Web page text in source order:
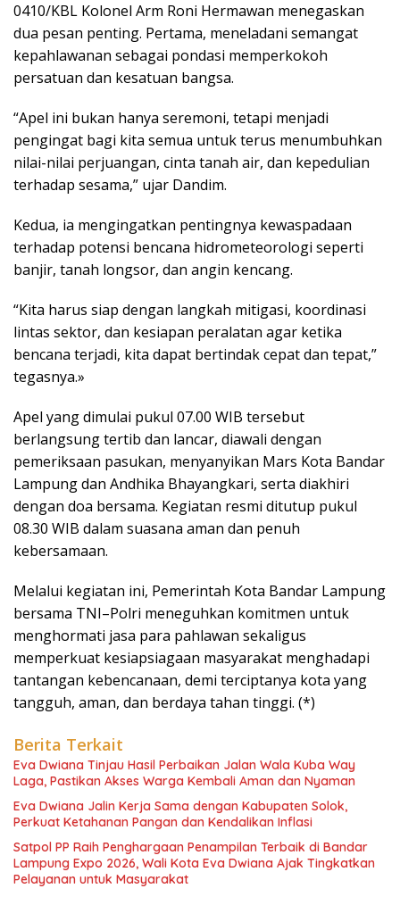
0410/KBL Kolonel Arm Roni Hermawan menegaskan
dua pesan penting. Pertama, meneladani semangat
kepahlawanan sebagai pondasi memperkokoh
persatuan dan kesatuan bangsa.
“Apel ini bukan hanya seremoni, tetapi menjadi
pengingat bagi kita semua untuk terus menumbuhkan
nilai-nilai perjuangan, cinta tanah air, dan kepedulian
terhadap sesama,” ujar Dandim.
Kedua, ia mengingatkan pentingnya kewaspadaan
terhadap potensi bencana hidrometeorologi seperti
banjir, tanah longsor, dan angin kencang.
“Kita harus siap dengan langkah mitigasi, koordinasi
lintas sektor, dan kesiapan peralatan agar ketika
bencana terjadi, kita dapat bertindak cepat dan tepat,”
tegasnya.»
Apel yang dimulai pukul 07.00 WIB tersebut
berlangsung tertib dan lancar, diawali dengan
pemeriksaan pasukan, menyanyikan Mars Kota Bandar
Lampung dan Andhika Bhayangkari, serta diakhiri
dengan doa bersama. Kegiatan resmi ditutup pukul
08.30 WIB dalam suasana aman dan penuh
kebersamaan.
Melalui kegiatan ini, Pemerintah Kota Bandar Lampung
bersama TNI–Polri meneguhkan komitmen untuk
menghormati jasa para pahlawan sekaligus
memperkuat kesiapsiagaan masyarakat menghadapi
tantangan kebencanaan, demi terciptanya kota yang
tangguh, aman, dan berdaya tahan tinggi. (*)
Berita Terkait
Eva Dwiana Tinjau Hasil Perbaikan Jalan Wala Kuba Way
Laga, Pastikan Akses Warga Kembali Aman dan Nyaman
Eva Dwiana Jalin Kerja Sama dengan Kabupaten Solok,
Perkuat Ketahanan Pangan dan Kendalikan Inflasi
Satpol PP Raih Penghargaan Penampilan Terbaik di Bandar
Lampung Expo 2026, Wali Kota Eva Dwiana Ajak Tingkatkan
Pelayanan untuk Masyarakat